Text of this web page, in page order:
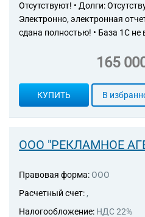
Отсутствуют! • Долги:
Электронно, электронная
сдана полностью! • База 1С не
165
КУПИТЬ В
ООО "РЕКЛАМНОЕ
Правовая форма: ООО
Расчетный счет: ,
Налогообложение: НДС 22%